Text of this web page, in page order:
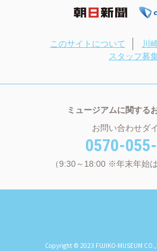
このサイトについて
川
スタッフ募
ミュージアムに関する
お問い合わせダ
0570-
（9:30～18:00 ※年末年始
Copyright © 2023 FUJIKO-MUSEUM